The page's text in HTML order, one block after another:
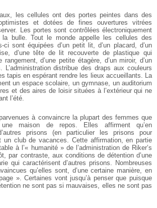
les cellules ont des portes peintes dans des
et dotées de fines ouvertures vitrées
Les portes sont contrôlées électroniquement
bulle. Tout le monde appelle les cellules des
sont équipées d’un petit lit, d’un placard, d’un
d’une tête de lit recouverte de plastique qui
rangement, d’une petite étagère, d’un miroir, d’un
L’administration distribue des draps aux couleurs
tapis en espérant rendre les lieux accueillants. La
un espace scolaire, un gymnase, un auditorium
et des aires de loisir situées à l’extérieur qui ne
l’été.
à convaincre la plupart des femmes que
maison de repos. Elles affirment qu’en
prisons (en particulier les prisons pour
un club de vacances. Cette affirmation, en partie
à l’« humanité » de l’administration de Riker’s
par contraste, aux conditions de détention d’une
qui caractérisent d’autres prisons. Nombreuses
qu’elles sont, d’une certaine manière, en
». Certaines vont jusqu’à penser que puisque
ne sont pas si mauvaises, elles ne sont pas